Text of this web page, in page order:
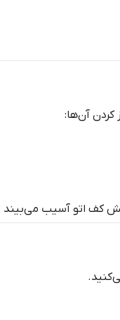
آن‌ها:
کف اتو آسیب می‌بیند